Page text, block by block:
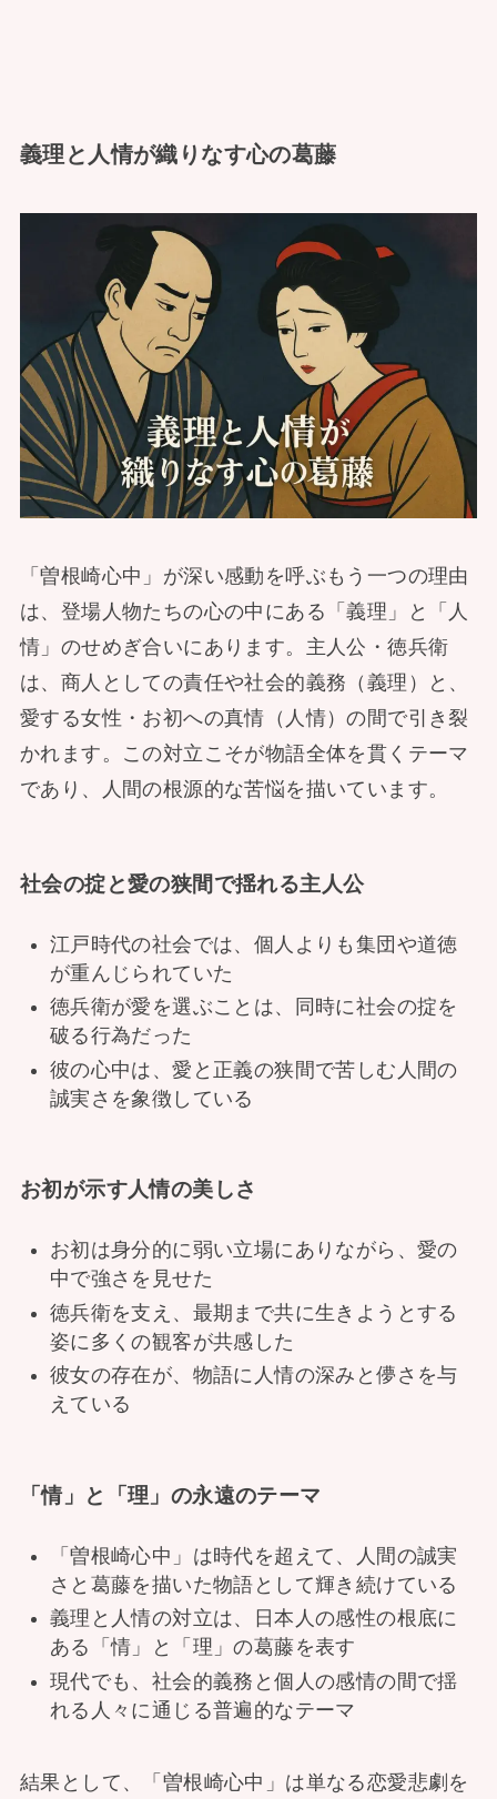
義理と人情が織りなす心の葛藤
「曽根崎心中」が深い感動を呼ぶもう一つの理由
は、登場人物たちの心の中にある「義理」と「人
情」のせめぎ合いにあります。主人公・徳兵衛
は、商人としての責任や社会的義務（義理）と、
愛する女性・お初への真情（人情）の間で引き裂
かれます。この対立こそが物語全体を貫くテーマ
であり、人間の根源的な苦悩を描いています。
社会の掟と愛の狭間で揺れる主人公
江戸時代の社会では、個人よりも集団や道徳
が重んじられていた
徳兵衛が愛を選ぶことは、同時に社会の掟を
破る行為だった
彼の心中は、愛と正義の狭間で苦しむ人間の
誠実さを象徴している
お初が示す人情の美しさ
お初は身分的に弱い立場にありながら、愛の
中で強さを見せた
徳兵衛を支え、最期まで共に生きようとする
姿に多くの観客が共感した
彼女の存在が、物語に人情の深みと儚さを与
えている
「情」と「理」の永遠のテーマ
「曽根崎心中」は時代を超えて、人間の誠実
さと葛藤を描いた物語として輝き続けている
義理と人情の対立は、日本人の感性の根底に
ある「情」と「理」の葛藤を表す
現代でも、社会的義務と個人の感情の間で揺
れる人々に通じる普遍的なテーマ
結果として、「曽根崎心中」は単なる恋愛悲劇を